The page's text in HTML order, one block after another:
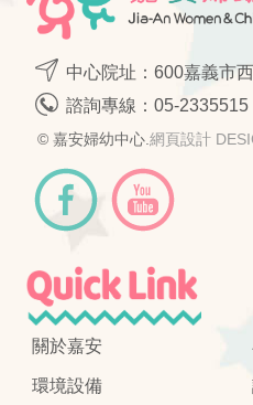
中心院址：600嘉義市
諮詢專線： 05-2335515
© 嘉安婦幼中心. 網頁設計
關於嘉安
環境設備